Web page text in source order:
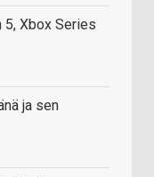
5, Xbox Series
ja sen